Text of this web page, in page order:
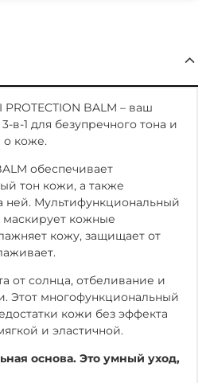
BALM – ваш
в-1 для безупречного тона и
о коже.
обеспечивает
тон кожи, а также
ней. Мультифункциональный
кожные
кожу, защищает от
от солнца, отбеливание и
Этот многофункциональный
кожи без эффекта
и эластичной.
основа. Это умный уход,